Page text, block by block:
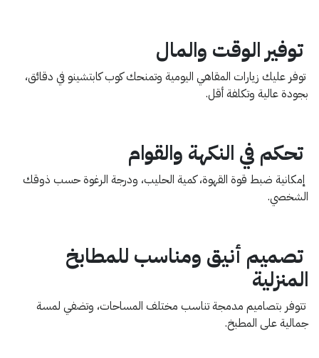
توفير الوقت والمال
توفر عليك زيارات المقاهي اليومية وتمنحك كوب كابتشينو في دقائق،
بجودة عالية وتكلفة أقل.
تحكم في النكهة والقوام
إمكانية ضبط قوة القهوة، كمية الحليب، ودرجة الرغوة حسب ذوقك
الشخصي.
تصميم أنيق ومناسب للمطابخ
المنزلية
تتوفر بتصاميم مدمجة تناسب مختلف المساحات، وتضفي لمسة
جمالية على المطبخ.